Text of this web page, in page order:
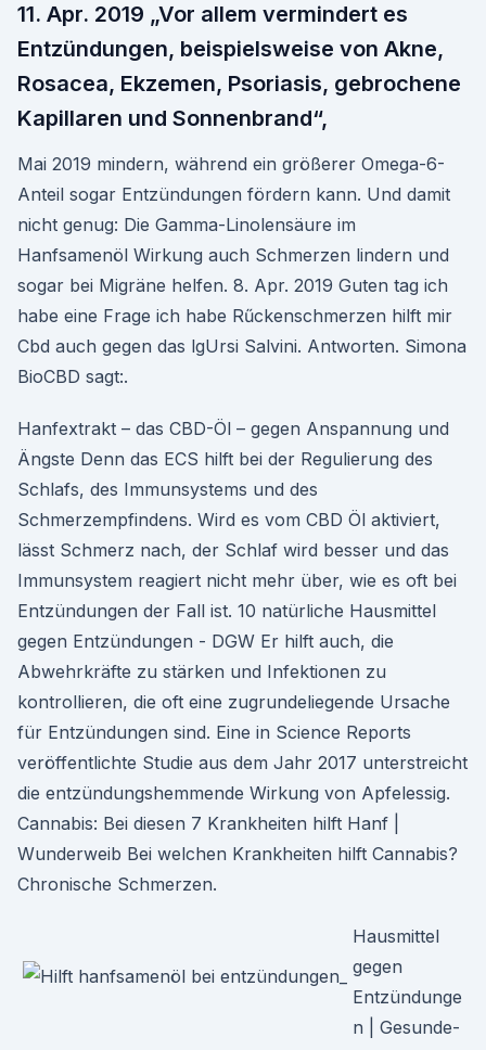
11. Apr. 2019 „Vor allem vermindert es
Entzündungen, beispielsweise von Akne,
Rosacea, Ekzemen, Psoriasis, gebrochene
Kapillaren und Sonnenbrand“,
Mai 2019 mindern, während ein größerer Omega-6-
Anteil sogar Entzündungen fördern kann. Und damit
nicht genug: Die Gamma-Linolensäure im
Hanfsamenöl Wirkung auch Schmerzen lindern und
sogar bei Migräne helfen. 8. Apr. 2019 Guten tag ich
habe eine Frage ich habe Rűckenschmerzen hilft mir
Cbd auch gegen das lgUrsi Salvini. Antworten. Simona
BioCBD sagt:.
Hanfextrakt – das CBD-Öl – gegen Anspannung und
Ängste Denn das ECS hilft bei der Regulierung des
Schlafs, des Immunsystems und des
Schmerzempfindens. Wird es vom CBD Öl aktiviert,
lässt Schmerz nach, der Schlaf wird besser und das
Immunsystem reagiert nicht mehr über, wie es oft bei
Entzündungen der Fall ist. 10 natürliche Hausmittel
gegen Entzündungen - DGW Er hilft auch, die
Abwehrkräfte zu stärken und Infektionen zu
kontrollieren, die oft eine zugrundeliegende Ursache
für Entzündungen sind. Eine in Science Reports
veröffentlichte Studie aus dem Jahr 2017 unterstreicht
die entzündungshemmende Wirkung von Apfelessig.
Cannabis: Bei diesen 7 Krankheiten hilft Hanf |
Wunderweib Bei welchen Krankheiten hilft Cannabis?
Chronische Schmerzen.
Hausmittel
gegen
Entzündunge
n | Gesunde-